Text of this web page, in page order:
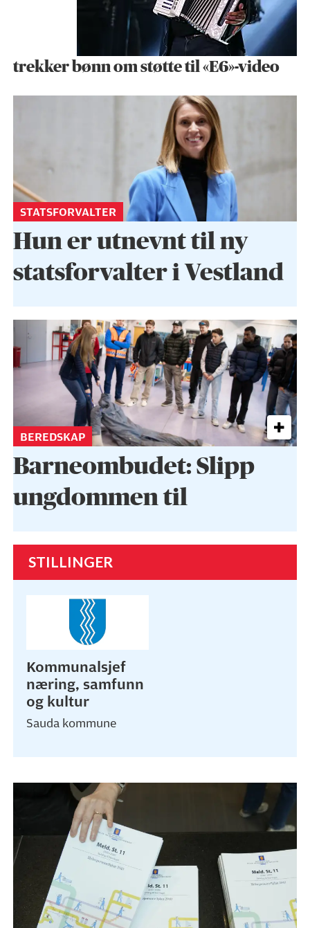
trekker bønn om støtte til «E6»-video
STATSFORVALTER
Hun er utnevnt til ny
statsforvalter i Vestland
BEREDSKAP
Barneombudet: Slipp
ungdommen til
STILLINGER
Kommunalsjef
næring, samfunn
og kultur
Sauda kommune